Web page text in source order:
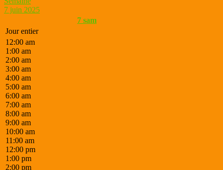
7 juin 2025
7 sam
Jour entier
12:00 am
1:00 am
2:00 am
3:00 am
4:00 am
5:00 am
6:00 am
7:00 am
8:00 am
9:00 am
10:00 am
11:00 am
12:00 pm
1:00 pm
2:00 pm